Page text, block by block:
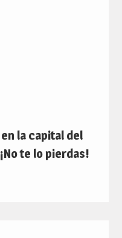
la capital del
te lo pierdas!